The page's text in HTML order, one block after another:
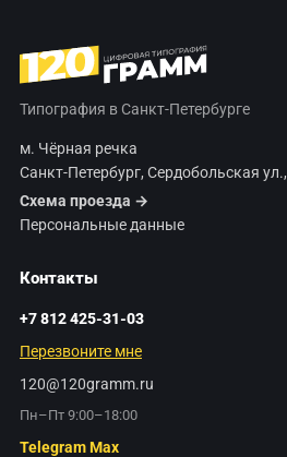
Типография в Санкт-Петербурге
м. Чёрная речка
Санкт-Петербург, Сердобольская
Схема проезда →
Персональные данные
Контакты
+7 812 425-31-03
Перезвоните мне
120@120gramm.ru
Пн–Пт 9:00–18:00
TelegramMax